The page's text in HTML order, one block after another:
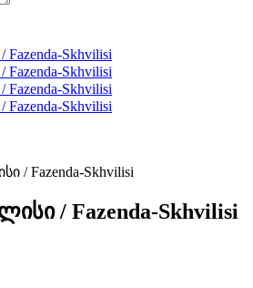
/ Fazenda-Skhvilisi
/ Fazenda-Skhvilisi